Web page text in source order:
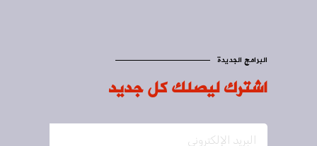
البرامج الجديدة
اشترك ليصلك كل جديد